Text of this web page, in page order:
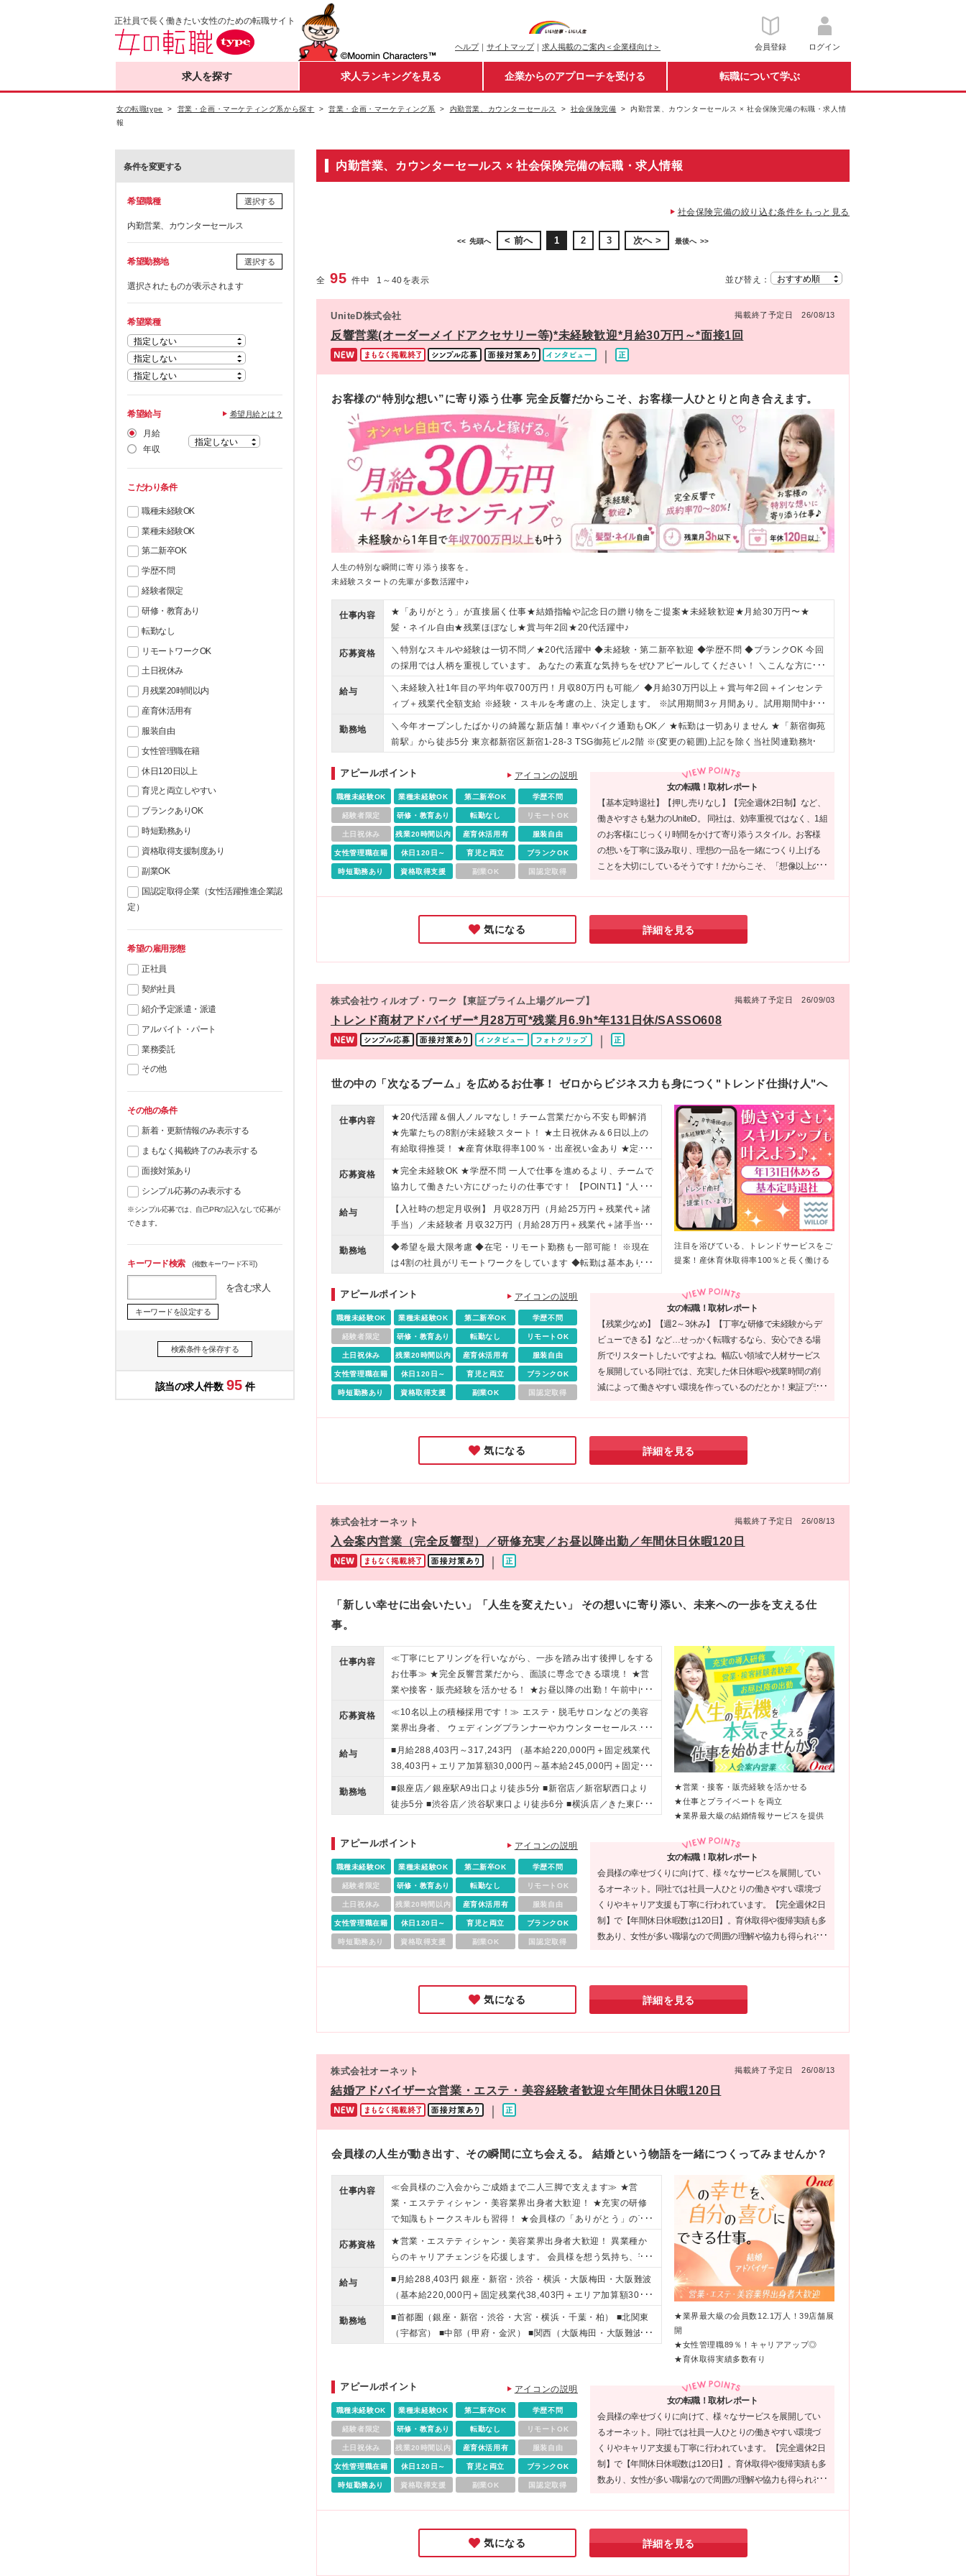
正社員で長く働きたい女性のための転職サイト
ヘルプ｜ サイトマップ｜ 求人掲載のご案内＜企業様向け＞ 会員登録 ログイン
求人を探す 求人ランキングを見る 企業からのアプローチを受ける 転職について学ぶ
女の転職type 営業・企画・マーケティング系から探す 営業・企画・マーケティング系 内勤営業、カウンターセールス 社会保険完備
内勤営業、カウンターセールス × 社会保険完備の転職・求人情
報
条件を変更する
希望職種 選択する
内勤営業、カウンターセールス
希望勤務地 選択する
選択されたものが表示されます
希望業種
希望給与 希望月給とは？
月給
年収
こだわり条件
職種未経験OK
業種未経験OK
第二新卒OK
学歴不問
経験者限定
研修・教育あり
転勤なし
リモートワークOK
土日祝休み
月残業20時間以内
産育休活用有
服装自由
女性管理職在籍
休日120日以上
育児と両立しやすい
ブランクありOK
時短勤務あり
資格取得支援制度あり
副業OK
国認定取得企業（女性活躍推進企業認
定）
希望の雇用形態
正社員
契約社員
紹介予定派遣・派遣
アルバイト・パート
業務委託
その他
その他の条件
新着・更新情報のみ表示する
まもなく掲載終了のみ表示する
面接対策あり
シンプル応募のみ表示する
※シンプル応募では、自己PRの記入なしで応募が
できます。
キーワード検索(複数キーワード不可)
を含む求人
キーワードを設定する
検索条件を保存する
95
内勤営業、カウンターセールス × 社会保険完備の転職・求人情報
社会保険完備の絞り込む条件をもっと見る
先頭へ 前へ 1 2 3 次へ 最後へ
全95 件中 1 ～ 40を表示 並び替え：
UniteD株式会社 掲載終了予定日 26/08/13
反響営業(オーダーメイドアクセサリー等)*未経験歓迎*月給30万円～*面接1回
お客様の“特別な想い”に寄り添う仕事 完全反響だからこそ、お客様一人ひとりと向き合えます。
人生の特別な瞬間に寄り添う接客を。
未経験スタートの先輩が多数活躍中♪
仕事内容
★「ありがとう」が直接届く仕事★結婚指輪や記念日の贈り物をご提案★未経験歓迎★月給30万円〜★
髪・ネイル自由★残業ほぼなし★賞与年2回★20代活躍中♪
応募資格
＼特別なスキルや経験は一切不問／★20代活躍中 ◆未経験・第二新卒歓迎 ◆学歴不問 ◆ブランクOK 今回
の採用では人柄を重視しています。 あなたの素直な気持ちをぜひアピールしてください！ ＼こんな方にピ
ッタリです！／ ★人と話すことが好きな方 ★誰かに喜んでもらえる仕事がしたい方 ★頑張った分しっかり
評価されたい方 ★オンオフのメリハリをつけて働きたい方 ★チームワークを大切にできる方 ★未経験から
新しいことにチャレンジしたい方 ★オシャレやアクセサリーが好きな方
給与
＼未経験入社1年目の平均年収700万円！月収80万円も可能／ ◆月給30万円以上＋賞与年2回＋インセンテ
ィブ＋残業代全額支給 ※経験・スキルを考慮の上、決定します。 ※試用期間3ヶ月間あり。試用期間中給
与は月給25万円～＋インセンティブとなります。その他待遇に差異はありません。 ★収入アップを実現し
ている先輩が多数！ ・月4件成約で約28万円のインセンティブ支給実績あり ・未経験入社1年目の平均年収
700万円 ・1年目で年収1000万円超を実現した先輩も活躍中 ・入社2ヶ月目までに全員がインセンティブを
獲得 当社では、お客様一人ひとりに丁寧に向き合う姿勢を大切にしています。 そのため、成果だけではな
く日々の頑張りや成長もしっかり評価。お客様に寄り添った提案が収入アップにつながる環境です。
勤務地
＼今年オープンしたばかりの綺麗な新店舗！車やバイク通勤もOK／ ★転勤は一切ありません ★「新宿御苑
前駅」から徒歩5分 東京都新宿区新宿1-28-3 TSG御苑ビル2階 ※(変更の範囲)上記を除く当社関連勤務地
アピールポイント アイコンの説明
職種未経験OK 業種未経験OK 第二新卒OK 学歴不問
経験者限定 研修・教育あり 転勤なし リモートOK
土日祝休み 残業20時間以内 産育休活用有 服装自由
女性管理職在籍 休日120日～ 育児と両立 ブランクOK
時短勤務あり 資格取得支援 副業OK 国認定取得
女の転職！取材レポート
【基本定時退社】【押し売りなし】【完全週休2日制】など、
働きやすさも魅力のUniteD。 同社は、効率重視ではなく、1組
のお客様にじっくり時間をかけて寄り添うスタイル。お客様
の想いを丁寧に汲み取り、理想の一品を一緒につくり上げる
ことを大切にしているそうです！だからこそ、「想像以上の
よう。接客の本当の楽しさを実感したい方に、ぜひおすすめ
したい企業です♪
気になる 詳細を見る
株式会社ウィルオブ・ワーク【東証プライム上場グループ】 掲載終了予定日 26/09/03
トレンド商材アドバイザー*月28万可*残業月6.9h*年131日休/SASSO608
世の中の「次なるブーム」を広めるお仕事！ ゼロからビジネス力も身につく"トレンド仕掛け人"へ
仕事内容
★20代活躍＆個人ノルマなし！チーム営業だから不安も即解消
★先輩たちの8割が未経験スタート！ ★土日祝休み＆6日以上の
有給取得推奨！ ★産育休取得率100％・出産祝い金あり ★定着
率98％
応募資格
★完全未経験OK ★学歴不問 一人で仕事を進めるより、チームで
協力して働きたい方にぴったりの仕事です！ 【POINT1】“人
柄”重視の採用です！ チームで協力して進めるので 経験・スキル
よりもあなたらしさを大切にしています！ 【POINT2】選考は面
接ではなく面談！ 一人ひとりの人柄を知るために、雑談ベース
でお話ししています。 服装に指定もありません！ Web面談で対
応していますのでお気軽にご参加ください◎ ★☆こんなタイプ
ルアップしたい □相手のことを思って話せる □TVやCMで話題に
なるようなサービス・商材を扱いたい
給与
【入社時の想定月収例】 月収28万円（月給25万円＋残業代＋諸
手当）／未経験者 月収32万円（月給28万円＋残業代＋諸手当）
／法人営業経験1年 【営業経験者】月給28万円～＋インセンあ
り＋残業手当100％支給＋賞与年2回 【未経験者】月給25万円～
＋インセンあり＋残業手当100％支給＋賞与年2回 ※給与は年
齢・スキルを考慮の上、決定します。 ※2ヶ月間の試用期間あり
（期間中、雇用形態・給与・待遇変更なし）
勤務地
◆希望を最大限考慮 ◆在宅・リモート勤務も一部可能！ ※現在
は4割の社員がリモートワークをしています ◆転勤は基本ありま
社、または新宿、名古屋、大阪にある当社各拠点、またはクライ
アントの営業所にてご勤務いただきます。 【本社】東京都新宿
区新宿3-1-24 京王新宿三丁目ビル3F 【名古屋支店】愛知県名古
屋市中区栄3-18-1 ナディアパークビジネスセンタービル18F
【大阪支店】大阪府大阪市北区梅田3-3-10 梅田ダイビル6F ＜現
在、募集中のクライアント営業所がある都道府県＞ 埼玉、東
京、神奈川、千葉、愛知、岐阜、大阪、兵庫 ※初回配属地以外
注目を浴びている、トレンドサービスをご
提案！産休育休取得率100％と長く働ける
アピールポイント アイコンの説明
職種未経験OK 業種未経験OK 第二新卒OK 学歴不問
経験者限定 研修・教育あり 転勤なし リモートOK
土日祝休み 残業20時間以内 産育休活用有 服装自由
女性管理職在籍 休日120日～ 育児と両立 ブランクOK
時短勤務あり 資格取得支援 副業OK 国認定取得
女の転職！取材レポート
【残業少なめ】【週2～3休み】【丁寧な研修で未経験からデ
ビューできる】など…せっかく転職するなら、安心できる場
所でリスタートしたいですよね。幅広い領域で人材サービス
を展開している同社では、充実した休日休暇や残業時間の削
減によって働きやすい環境を作っているのだとか！東証プラ
一歩を踏み出す場所にぴったりではないでしょうか。
気になる 詳細を見る
株式会社オーネット 掲載終了予定日 26/08/13
入会案内営業（完全反響型）／研修充実／お昼以降出勤／年間休日休暇120日
「新しい幸せに出会いたい」「人生を変えたい」 その想いに寄り添い、未来への一歩を支える仕
事。
仕事内容
≪丁寧にヒアリングを行いながら、一歩を踏み出す後押しをする
お仕事≫ ★完全反響営業だから、面談に専念できる環境！ ★営
業や接客・販売経験を活かせる！ ★お昼以降の出勤！午前中は
自由に有効活用！
応募資格
≪10名以上の積極採用です！≫ エステ・脱毛サロンなどの美容
業界出身者、 ウェディングプランナーやカウンターセールス、
接客販売職経験者大歓迎！ ★多くのお客様と出会えるお仕事で
す。 「初対面の方と打ち解けることが得意な方」 「コミュニケ
ーションスキルを活かしたい方」 「社会貢献性の高い仕事に携
わりたい方」 そんな方にピッタリです。 【応募資格】 ◎学歴不
問 ◎営業や接客・販売経験者大歓迎！ ◎社会人経験10年以上・
社員も活躍中！ 【お昼からの出勤です】 勤務時間がお昼以降の
おすすめです。 朝活や役所関係の手続き、 子育てや家事と両立
など、 あなたのペースで時間を有効活用できます！
給与
■月給288,403円～317,243円 （基本給220,000円＋固定残業代
38,403円＋エリア加算額30,000円～基本給245,000円＋固定残
業代42,243円＋エリア加算30,000円） ※固定残業代20時間分
を含む。超過分は別途支給。 ※能力を考慮し決定。 ◎賞与：年
2回（6月・12月） ◎昇給：給与改定年2回（1月・7月）
勤務地
■銀座店／銀座駅A9出口より徒歩5分 ■新宿店／新宿駅西口より
徒歩5分 ■渋谷店／渋谷駅東口より徒歩6分 ■横浜店／きた東口A
望を考慮します。お住まいの近くで長期就業が可能です。 （変
更の範囲）：会社の定める事業所（後日会社が事業所を新設した
場合は、当該事業所を含む。） ※業務都合による異動・配転も
あり得る。
★営業・接客・販売経験を活かせる
★仕事とプライベートを両立
★業界最大級の結婚情報サービスを提供
アピールポイント アイコンの説明
職種未経験OK 業種未経験OK 第二新卒OK 学歴不問
経験者限定 研修・教育あり 転勤なし リモートOK
土日祝休み 残業20時間以内 産育休活用有 服装自由
女性管理職在籍 休日120日～ 育児と両立 ブランクOK
時短勤務あり 資格取得支援 副業OK 国認定取得
女の転職！取材レポート
会員様の幸せづくりに向けて、様々なサービスを展開してい
るオーネット。同社では社員一人ひとりの働きやすい環境づ
くりやキャリア支援も丁寧に行われています。【完全週休2日
制】で【年間休日休暇数は120日】。育休取得や復帰実績も多
数あり、女性が多い職場なので周囲の理解や協力も得られる
「キャリアアップを目指したい」という方にぴったりです！
気になる 詳細を見る
株式会社オーネット 掲載終了予定日 26/08/13
結婚アドバイザー☆営業・エステ・美容経験者歓迎☆年間休日休暇120日
会員様の人生が動き出す、その瞬間に立ち会える。 結婚という物語を一緒につくってみませんか？
仕事内容
≪会員様のご入会からご成婚まで二人三脚で支えます≫ ★営
業・エステティシャン・美容業界出身者大歓迎！ ★充実の研修
で知識もトークスキルも習得！ ★会員様の「ありがとう」の言
葉が嬉しいお仕事！
応募資格
★営業・エステティシャン・美容業界出身者大歓迎！ 異業種か
らのキャリアチェンジを応援します。 会員様を想う気持ち、寄
り添う姿勢を存分に 発揮できるお仕事です！ ≪10名以上の積極
採用です！≫ ◎学歴不問・ブランクがある方もOK！ ◎営業・接
客・販売経験者大歓迎！業界経験は不問！ ◎未経験・第二新
卒・社会人経験10年以上も大歓迎！ ≪当てはまる方は活躍人材
です！≫ □誰かを喜ばせる仕事がしたい方 □誰かの人生に深く関
手の目線に立って色々な提案ができる方
給与
■月給288,403円 銀座・新宿・渋谷・横浜・大阪梅田・大阪難波
（基本給220,000円＋固定残業代38,403円＋エリア加算額30,00
0円） ■月給271,099円 大宮・千葉・柏・福岡 （基本給220,000
円＋固定残業代36,099円＋エリア加算額15,000円） ■月給259,
563円 宇都宮・金沢・熊本 （基本給220,000円＋固定残業代34,
残業代20時間分を含む。超過分は別途支給。 ※管理職候補採用
の場合は経験・能力を考慮して給与条件を決定。 ◎賞与：年2回
（6月・12月） ◎昇給：給与改定年2回（1月・7月）
勤務地
■首都圏（銀座・新宿・渋谷・大宮・横浜・千葉・柏） ■北関東
（宇都宮） ■中部（甲府・金沢） ■関西（大阪梅田・大阪難波）
いの近くで長期就業が可能です。 （変更の範囲）：会社の定め
る事業所（後日会社が事業所を新設した場合は、当該事業所を含
む。） ※業務都合による異動・配転もあり得る。
★業界最大級の会員数12.1万人！39店舗展
開
★女性管理職89％！キャリアアップ◎
★育休取得実績多数有り
アピールポイント アイコンの説明
職種未経験OK 業種未経験OK 第二新卒OK 学歴不問
経験者限定 研修・教育あり 転勤なし リモートOK
土日祝休み 残業20時間以内 産育休活用有 服装自由
女性管理職在籍 休日120日～ 育児と両立 ブランクOK
時短勤務あり 資格取得支援 副業OK 国認定取得
女の転職！取材レポート
会員様の幸せづくりに向けて、様々なサービスを展開してい
るオーネット。同社では社員一人ひとりの働きやすい環境づ
くりやキャリア支援も丁寧に行われています。【完全週休2日
制】で【年間休日休暇数は120日】。育休取得や復帰実績も多
数あり、女性が多い職場なので周囲の理解や協力も得られる
「キャリアアップを目指したい」という方にぴったりです！
気になる 詳細を見る